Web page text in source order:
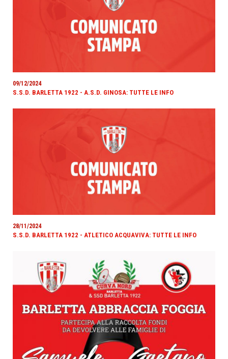
09/12/2024
S.S.D. BARLETTA 1922 - A.S.D. GINOSA: TUTTE LE INFO
28/11/2024
S.S.D. BARLETTA 1922 - ATLETICO ACQUAVIVA: TUTTE LE INFO